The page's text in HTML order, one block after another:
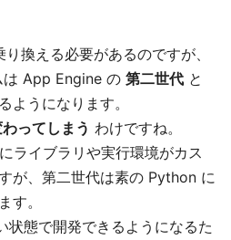
換える必要があるのですが、
App Engine の 第二世代 と
ようになります。
ってしまう わけですね。
ライブラリや実行環境がカス
が、第二世代は素の Python に
す。
態で開発できるようになるた